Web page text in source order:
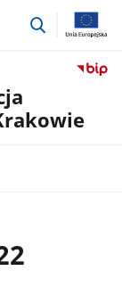
przejdź